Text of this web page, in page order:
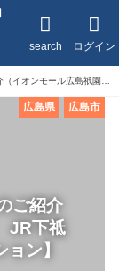
ログイン
search
ご紹介
JR下祗
ン】
広島市
広島県